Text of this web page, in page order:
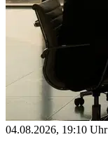
04.08.2026, 19:10 Uhr